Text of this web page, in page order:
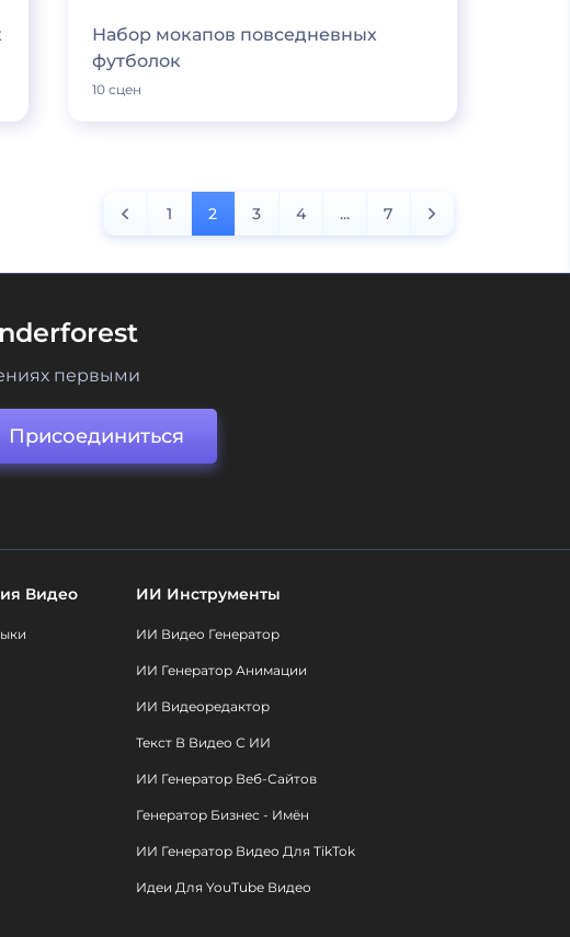
Набор мокапов повседневных
футболок
10 сцен
1 2 3 4 ... 7
первыми
Присоединиться
Видео ИИ Инструменты
ИИ Видео Генератор
ИИ Генератор Анимации
ИИ Видеоредактор
Текст В Видео С ИИ
ИИ Генератор Веб-Сайтов
Генератор Бизнес - Имён
ИИ Генератор Видео Для TikTok
Идеи Для YouTube Видео